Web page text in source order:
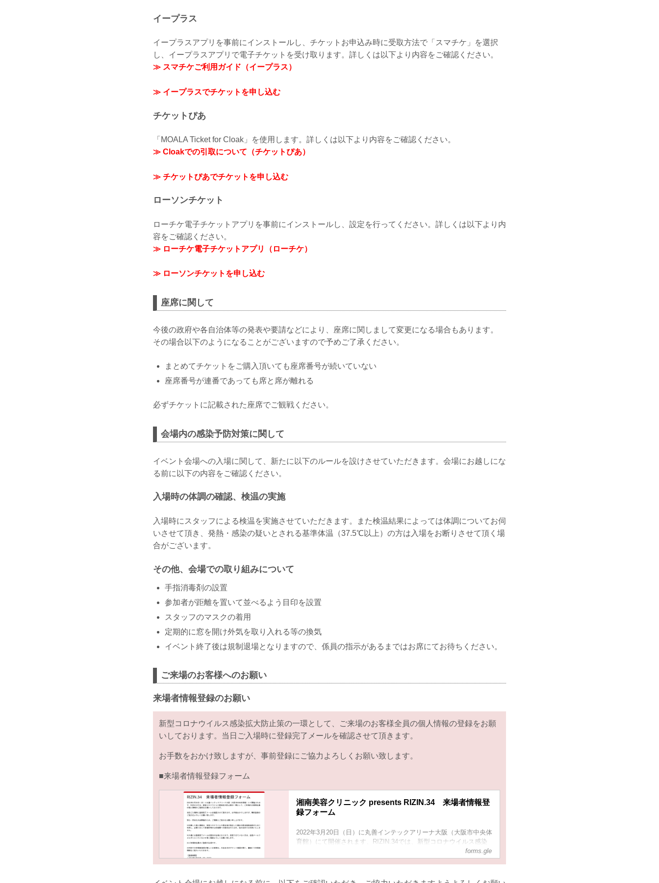
イープラス
イープラスアプリを事前にインストールし、チケットお申込み時に受取方法で「スマチケ」を選択
し、イープラスアプリで電子チケットを受け取ります。詳しくは以下より内容をご確認ください。
≫ スマチケご利用ガイド（イープラス）
≫ イープラスでチケットを申し込む
チケットぴあ
「MOALA Ticket for Cloak」を使用します。詳しくは以下より内容をご確認ください。
≫ Cloakでの引取について（チケットぴあ）
≫ チケットぴあでチケットを申し込む
ローソンチケット
ローチケ電子チケットアプリを事前にインストールし、設定を行ってください。詳しくは以下より内
容をご確認ください。
≫ ローチケ電子チケットアプリ（ローチケ）
≫ ローソンチケットを申し込む
座席に関して
今後の政府や各自治体等の発表や要請などにより、座席に関しまして変更になる場合もあります。
その場合以下のようになることがございますので予めご了承ください。
まとめてチケットをご購入頂いても座席番号が続いていない
座席番号が連番であっても席と席が離れる
必ずチケットに記載された座席でご観戦ください。
会場内の感染予防対策に関して
イベント会場への入場に関して、新たに以下のルールを設けさせていただきます。会場にお越しにな
る前に以下の内容をご確認ください。
入場時の体調の確認、検温の実施
入場時にスタッフによる検温を実施させていただきます。また検温結果によっては体調についてお伺
いさせて頂き、発熱・感染の疑いとされる基準体温（37.5℃以上）の方は入場をお断りさせて頂く場
合がございます。
その他、会場での取り組みについて
手指消毒剤の設置
参加者が距離を置いて並べるよう目印を設置
スタッフのマスクの着用
定期的に窓を開け外気を取り入れる等の換気
イベント終了後は規制退場となりますので、係員の指示があるまではお席にてお待ちください。
ご来場のお客様へのお願い
来場者情報登録のお願い
新型コロナウイルス感染拡大防止策の一環として、ご来場のお客様全員の個人情報の登録をお願
いしております。当日ご入場時に登録完了メールを確認させて頂きます。
お手数をおかけ致しますが、事前登録にご協力よろしくお願い致します。
■来場者情報登録フォーム
湘南美容クリニック presents RIZIN.34 来場者情報登
録フォーム
2022年3月20日（日）に丸善インテックアリーナ大阪（大阪市中央体
育館）にて開催されます、RIZIN.34では、新型コロナウイルス感染
拡大防止策の一環として、ご来場のお客様全員の個人情報のご登録
をお願いしております。
けしますが、事前登録のご協力をよろしくお願い致します。
forms.gle